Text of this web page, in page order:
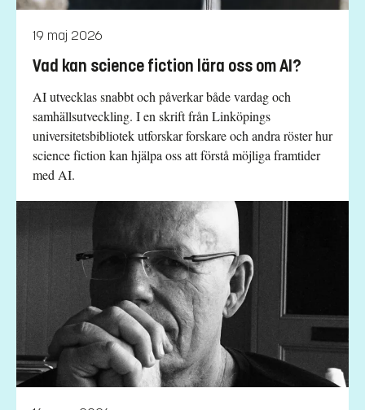
19 maj 2026
Vad kan science fiction lära oss om AI?
AI utvecklas snabbt och påverkar både vardag och
samhällsutveckling. I en skrift från Linköpings
universitetsbibliotek utforskar forskare och andra röster hur
science fiction kan hjälpa oss att förstå möjliga framtider
med AI.